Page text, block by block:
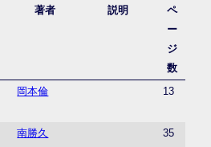
著者 説明
ペ
ー
ジ
数
岡本倫 13
南勝久 35